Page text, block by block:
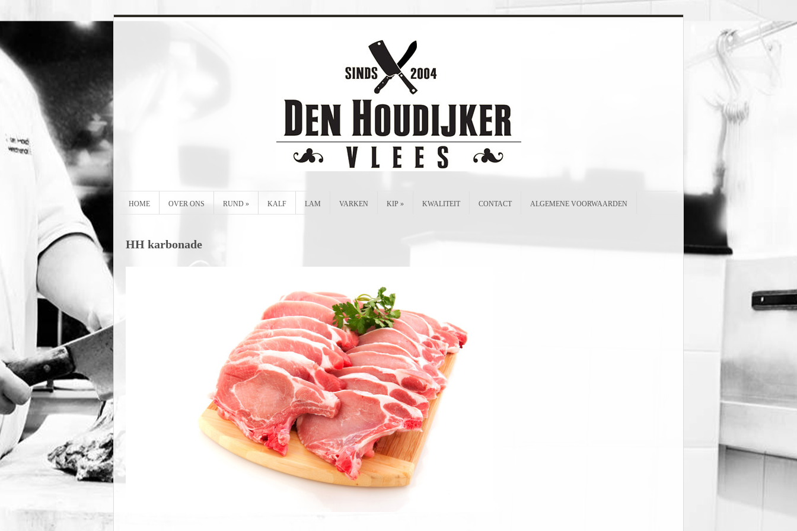
HOME OVER ONS RUND » KALF LAM VARKEN KIP » KWALITEIT CONTACT ALGEMENE VOORWAARDEN
HH karbonade